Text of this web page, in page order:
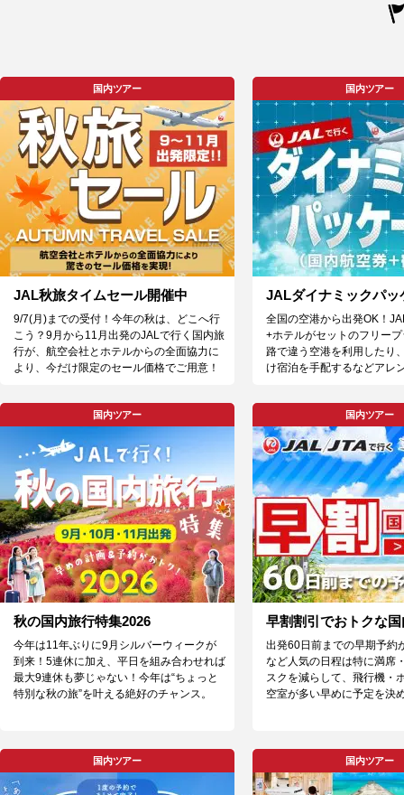
国内ツアー
JAL秋旅タイムセール開催中
9/7(月)までの受付！今年の秋は、どこへ行
こう？9月から11月出発のJALで行く国内旅
行が、航空会社とホテルからの全面協力に
より、今だけ限定のセール価格でご用意！
国内ツアー
JALダイナミックパッ
全国の空港から出発OK！
+ホテルがセットのフリー
路で違う空港を利用したり
け宿泊を手配するなどアレ
国内ツアー
秋の国内旅行特集2026
今年は11年ぶりに9月シルバーウィークが
到来！5連休に加え、平日を組み合わせれば
最大9連休も夢じゃない！今年は“ちょっと
特別な秋の旅”を叶える絶好のチャンス。
国内ツアー
早割割引でおトクな
出発60日前までの早期予約
など人気の日程は特に満席
スクを減らして、飛行機・
空室が多い早めに予定を決
国内ツアー 国内ツアー